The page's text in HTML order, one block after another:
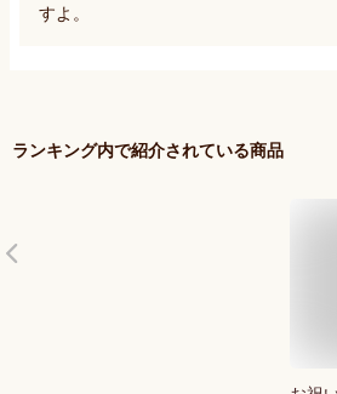
すよ。
ランキング内で紹介されている商品